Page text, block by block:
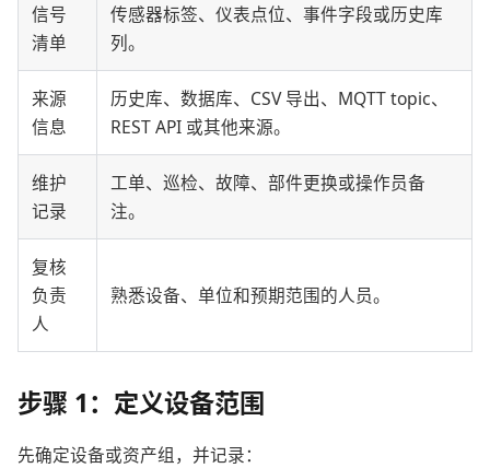
信号
清单
传感器标签、仪表点位、事件字段或历史库
列。
来源
信息
历史库、数据库、CSV 导出、MQTT topic、
REST API 或其他来源。
维护
记录
工单、巡检、故障、部件更换或操作员备
注。
复核
负责
人
熟悉设备、单位和预期范围的人员。
步骤 1：定义设备范围
先确定设备或资产组，并记录：